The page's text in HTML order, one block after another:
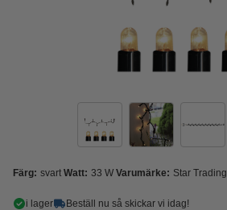
Färg: svart Watt: 33 W Varumärke: Star Trading
i lager Beställ nu så skickar vi idag!